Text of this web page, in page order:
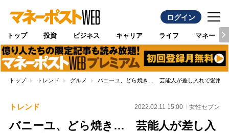
ログイン
トップ 投資 ビジネス キャリア ライフ マネー
トップ トレンド グルメ バニーユ、どら焼き… 芸能人が差し入れで愛用す
トレンド 2022.02.11 15:00 女性セブン
バニーユ、どら焼き… 芸能人が差し入